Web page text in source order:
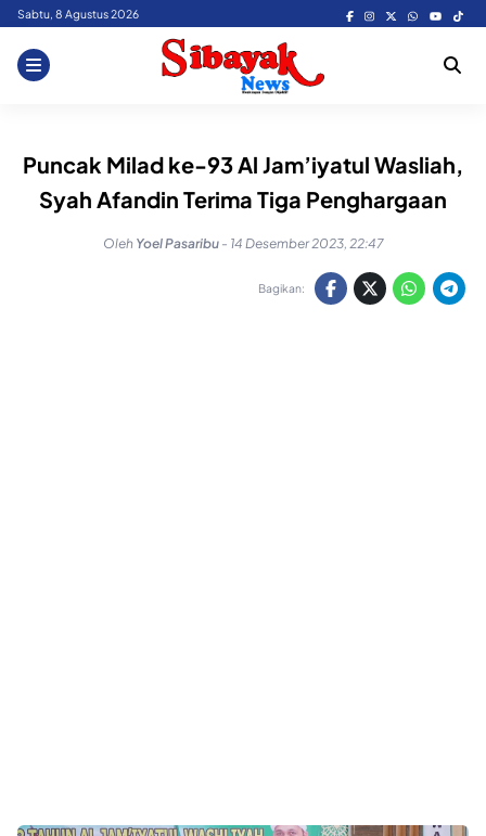
Skip
content
Sabtu, 8 Agustus 2026
Puncak Milad ke-93 Al Jam’iyatul Wasliah,
Syah Afandin Terima Tiga Penghargaan
Oleh Yoel Pasaribu - 14 Desember 2023, 22:47
Bagikan: